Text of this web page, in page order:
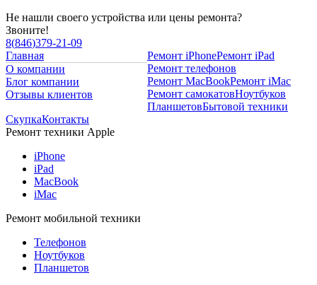
Не нашли своего устройства или цены ремонта?
Звоните!
8(846)379-21-09
Главная
О компании
Блог компании
Отзывы клиентов
Ремонт iPhoneРемонт iPad
Ремонт телефонов
Ремонт MacBookРемонт iMac
Ремонт самокатовНоутбуков
ПланшетовБытовой техники
СкупкаКонтакты
Ремонт техники Apple
iPhone
iPad
MacBook
iMac
Ремонт мобильной техники
Телефонов
Ноутбуков
Планшетов